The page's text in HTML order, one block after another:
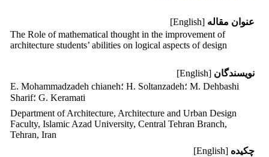
عنوان مقاله [English]
The Role of mathematical thought in the improvement of
architecture students’ abilities on logical aspects of design
نویسندگان [English]
E. Mohammadzadeh chianeh؛ H. Soltanzadeh؛ M. Dehbashi
Sharif؛ G. Keramati
Department of Architecture, Architecture and Urban Design
Faculty, Islamic Azad University, Central Tehran Branch,
Tehran, Iran
چکیده [English]